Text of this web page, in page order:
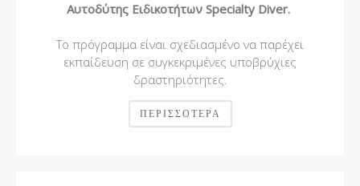
Αυτοδύτης Ειδικοτήτων Specialty Diver.
Το πρόγραμμα είναι σχεδιασμένο να παρέχει
εκπαίδευση σε συγκεκριμένες υποβρύχιες
δραστηριότητες.
ΠΕΡΙΣΣΌΤΕΡΑ